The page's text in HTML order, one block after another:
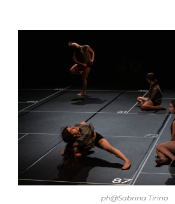
ph@Sabrina Tirino